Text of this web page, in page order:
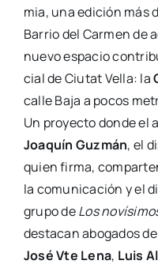
mia, una edi­ción más
Barrio del Car­men de
nue­vo espa­cio
cial de Ciu­tat Vella: la
calle Baja a pocos
Un pro­yec­to don­de el
Joa­quín Guz­mán, el
quien fir­ma,
la comu­ni­ca­ción y el
gru­po deLos
des­ta­can abo­ga­dos
José Vte Lena, Luis